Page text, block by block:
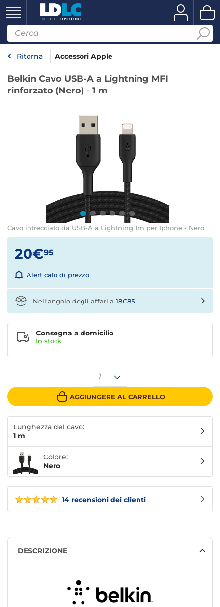
Ritorna Accessori Apple
Belkin Cavo USB-A a Lightning MFI
rinforzato (Nero) - 1 m
Cavo intrecciato da USB-A a Lightning 1m per Iphone - Nero
14 recensioni dei clienti
20€95
Alert calo di prezzo
1
AGGIUNGERE AL CARRELLO
Consegna a domicilio
In stock
Nell'angolo degli affari a 18€85
Lunghezza del cavo:
1 m
Colore:
Nero
DESCRIZIONE